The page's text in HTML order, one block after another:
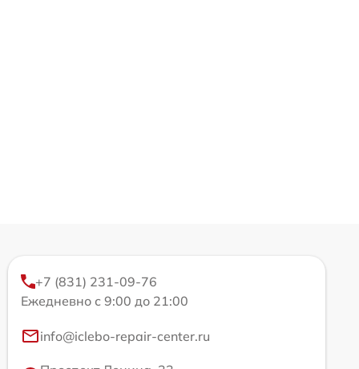
+7 (831) 231-09-76
Ежедневно с 9:00 до 21:00
info@iclebo-repair-center.ru